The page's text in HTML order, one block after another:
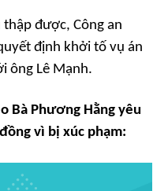
được, Công an
định khởi tố vụ án
ông Lê Mạnh.
Bà Phương Hằng yêu
vì bị xúc phạm: